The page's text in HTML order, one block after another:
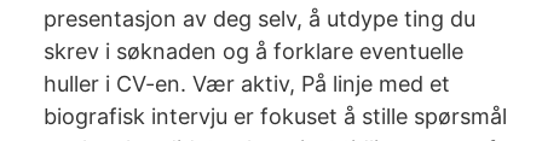
presentasjon av deg selv, å utdype ting du
skrev i søknaden og å forklare eventuelle
huller i CV-en. Vær aktiv, På linje med et
biografisk intervju er fokuset å stille spørsmål